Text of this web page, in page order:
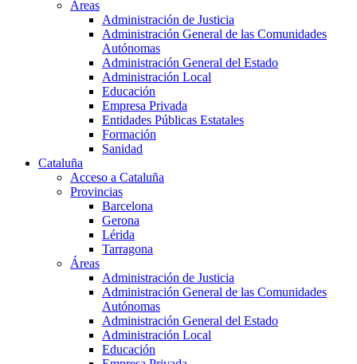
Áreas
Administración de Justicia
Administración General de las Comunidades
Autónomas
Administración General del Estado
Administración Local
Educación
Empresa Privada
Entidades Públicas Estatales
Formación
Sanidad
Cataluña
Acceso a Cataluña
Provincias
Barcelona
Gerona
Lérida
Tarragona
Áreas
Administración de Justicia
Administración General de las Comunidades
Autónomas
Administración General del Estado
Administración Local
Educación